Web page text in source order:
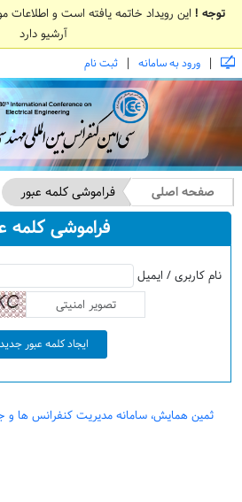
توجه ! این رویداد خاتمه یافته است و
آرشیو دارد
| ورود به سامانه | ثبت نام
صفحه اصلی فراموشی کلمه عبور
فراموشی کلمه
نام کاربری / ایمیل
ایجاد کلمه عبور جدید
ثمین همایش، سامانه مدیریت کنفرانس ها و